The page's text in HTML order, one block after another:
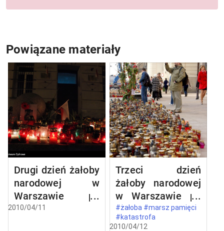
Powiązane materiały
Drugi dzień żałoby
narodowej w
Warszawie po
katastrofie
2010/04/11
Trzeci dzień
żałoby narodowej
w Warszawie po
katastrofie
lotniczej w
#żałoba #marsz pamięci
#katastrofa
2010/04/12